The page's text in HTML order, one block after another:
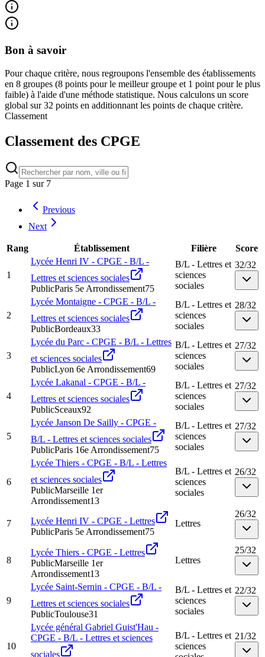
Bon à savoir
Pour chaque critère, nous regroupons l'ensemble des établissements
en 8 groupes (8 points pour le meilleur groupe et 1 point pour le plus
faible) à l'aide d'une méthode statistique. Nous calculons un score
global sur 32 points en additionnant les points de chaque critère.
Classement
Classement des CPGE
Page 1 sur 7
Previous
Next
Rang Établissement Filière Score
1
Lycée Henri IV - CPGE - B/L -
Lettres et sciences sociales
PublicParis 5e Arrondissement75
B/L - Lettres et
sciences
sociales
32/32
2
Lycée Montaigne - CPGE - B/L -
Lettres et sciences sociales
PublicBordeaux33
B/L - Lettres et
sciences
sociales
28/32
3
Lycée du Parc - CPGE - B/L - Lettres
et sciences sociales
PublicLyon 6e Arrondissement69
B/L - Lettres et
sciences
sociales
27/32
4
Lycée Lakanal - CPGE - B/L -
Lettres et sciences sociales
PublicSceaux92
B/L - Lettres et
sciences
sociales
27/32
5
Lycée Janson De Sailly - CPGE -
B/L - Lettres et sciences sociales
PublicParis 16e Arrondissement75
B/L - Lettres et
sciences
sociales
27/32
6
Lycée Thiers - CPGE - B/L - Lettres
et sciences sociales
PublicMarseille 1er
Arrondissement13
B/L - Lettres et
sciences
sociales
26/32
7
Lycée Henri IV - CPGE - Lettres
PublicParis 5e Arrondissement75
Lettres
26/32
8
Lycée Thiers - CPGE - Lettres
PublicMarseille 1er
Arrondissement13
Lettres
25/32
9
Lycée Saint-Sernin - CPGE - B/L -
Lettres et sciences sociales
PublicToulouse31
B/L - Lettres et
sciences
sociales
22/32
10
Lycée général Gabriel Guist'Hau -
CPGE - B/L - Lettres et sciences
sociales
B/L - Lettres et
sciences
21/32